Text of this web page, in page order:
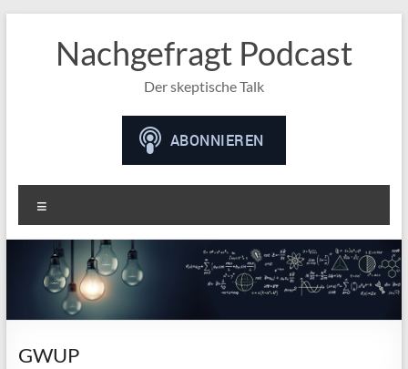
Nachgefragt Podcast
Der skeptische Talk
GWUP